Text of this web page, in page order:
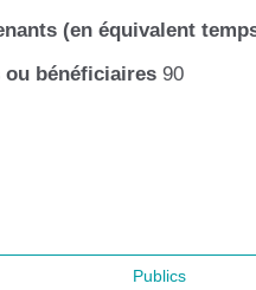
(en équivalent
ou bénéficiaires 90
Publics